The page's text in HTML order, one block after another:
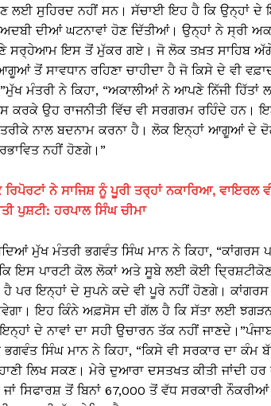
ਲਈ ਸੁਹਿਰਦ ਨਹੀਂ ਸਨ। ਸੱਚਾਈ ਇਹ ਹੈ ਕਿ ਉਨ੍ਹਾਂ
ਦੀਆਂ ਘਟਨਾਵਾਂ ਹੋਣ ਦਿੱਤੀਆਂ। ਉਨ੍ਹਾਂ ਨੇ
ਸਰ੍ਹੇਆਮ ਇਸ ਤੋਂ ਮੁੱਕਰ ਗਏ। ਜੋ ਲੋਕ ਤਖ਼ਤ ਸਾਹਿਬ
ਤੋਂ ਸਾਵਧਾਨ ਰਹਿਣਾ ਚਾਹੀਦਾ ਹੈ ਜੋ ਕਿਸੇ ਦੇ ਵੀ
ਮੰਤਰੀ ਨੇ ਕਿਹਾ, “ਅਕਾਲੀਆਂ ਨੇ ਆਪਣੇ ਨਿੱਜੀ
ਕਰਕੇ ਉਹ ਰਾਜਨੀਤੀ ਵਿੱਚ ਵੀ ਸਰਗਰਮ ਰਹਿੰਦੇ
ਨਾਲ ਬਦਨਾਮ ਕਰਨਾ ਹੈ। ਲੋਕ ਇਨ੍ਹਾਂ ਆਗੂਆਂ ਦੇ
ਨਹੀਂ ਹੋਣਗੇ।”
ਰਿਪੋਰਟਾਂ ਨੇ ਸਾਜਿਸ਼ ਨੂੰ ਪੂਰੀ ਤਰ੍ਹਾਂ ਨਕਾਰਿਆ,
ਪੁਸ਼ਟੀ: ਹਰਪਾਲ ਸਿੰਘ ਚੀਮਾ
ਮੁੱਖ ਮੰਤਰੀ ਭਗਵੰਤ ਸਿੰਘ ਮਾਨ ਨੇ ਕਿਹਾ, “ਕਾਂਗਰਸ
ਇਸ ਪਾਰਟੀ ਕੋਲ ਲੋਕਾਂ ਅਤੇ ਸੂਬੇ ਲਈ ਕੋਈ
ਹੈ ਪਰ ਇਨ੍ਹਾਂ ਦੇ ਸੁਪਨੇ ਕਦੇ ਵੀ ਪੂਰੇ ਨਹੀਂ ਹੋਣਗੇ।
ਇਹ ਕਿੰਨੇ ਅਫ਼ਸੋਸ ਦੀ ਗੱਲ ਹੈ ਕਿ ਸੱਤਾ ਲਈ
ਦੇ ਨਾਵਾਂ ਦਾ ਸਹੀ ਉਚਾਰਨ ਤੱਕ ਨਹੀਂ
ਸਿੰਘ ਮਾਨ ਨੇ ਕਿਹਾ, “ਕਿਸੇ ਵੀ ਸਰਕਾਰ ਦਾ
ਲਿਖ ਸਕਣ। ਮੇਰੇ ਦੁਆਰਾ ਦਸਤਖਤ ਕੀਤੀ
ਜਾਂ ਸਿਫਾਰਸ਼ ਤੋਂ ਬਿਨਾਂ 67,000 ਤੋਂ ਵੱਧ ਸਰਕਾਰੀ